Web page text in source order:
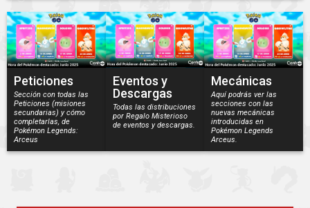
Peticiones
Sección con todas las
Peticiones (misiones
secundarias) y cómo
completarlas, de
Pokémon Legends:
Arceus
Eventos y
Descargas
Todas las distribuciones
por Regalo Misterioso
de eventos y descargas.
Mecánicas
Aquí podrás ver las
secciones con las
nuevas mecánicas
introducidas en
Pokémon Legends
Arceus.